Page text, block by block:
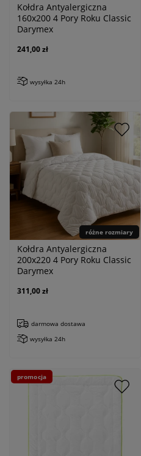
Kołdra Antyalergiczna
160x200 4 Pory Roku Classic
Darymex
241,00 zł
wysyłka 24h
różne rozmiary
Kołdra Antyalergiczna
200x220 4 Pory Roku Classic
Darymex
311,00 zł
darmowa dostawa
wysyłka 24h
promocja